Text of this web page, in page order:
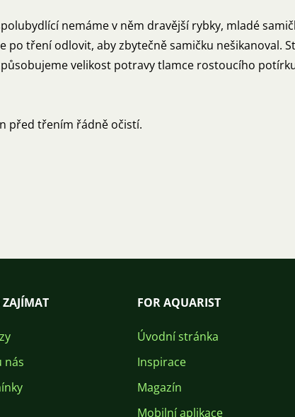
nemáme v něm dravější rybky, mladé
po tření odlovit, aby zbytečně samičku nešikanoval.
velikost potravy tlamce rostoucího
před třením řádně očistí.
nás
FOR AQUARIST
Úvodní stránka
Inspirace
Magazín
Mobilní aplikace